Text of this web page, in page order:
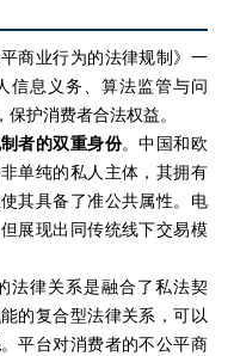
商业行为的法律规制》一
信息义务、算法监管与问
护消费者合法权益。
者的双重身份。中国和欧
单纯的私人主体，其拥有
其具备了准公共属性。电
展现出同传统线下交易模
律关系是融合了私法契
的复合型法律关系，可以
。平台对消费者的不公平商